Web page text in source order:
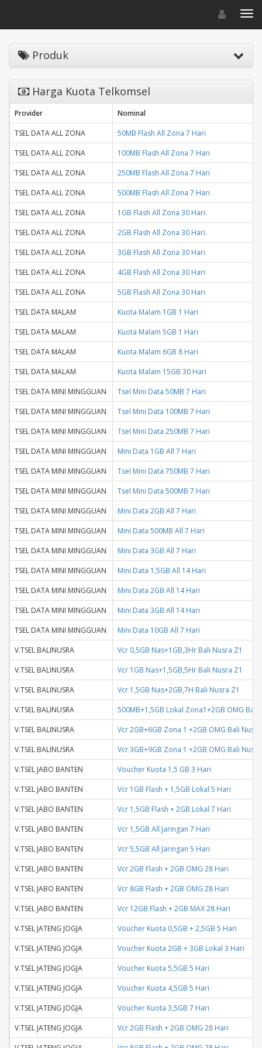
Toggle
Produk
Harga Kuota Telkomsel
Provider
Nominal
TSEL DATA ALL ZONA
50MB Flash All Zona 7 Hari
TSEL DATA ALL ZONA
100MB Flash All Zona 7 Hari
TSEL DATA ALL ZONA
250MB Flash All Zona 7 Hari
TSEL DATA ALL ZONA
500MB Flash All Zona 7 Hari
TSEL DATA ALL ZONA
1GB Flash All Zona 30 Hari.
TSEL DATA ALL ZONA
2GB Flash All Zona 30 Hari.
TSEL DATA ALL ZONA
3GB Flash All Zona 30 Hari
TSEL DATA ALL ZONA
4GB Flash All Zona 30 Hari
TSEL DATA ALL ZONA
5GB Flash All Zona 30 Hari
TSEL DATA MALAM
Kuota Malam 1GB 1 Hari
TSEL DATA MALAM
Kuota Malam 5GB 1 Hari
TSEL DATA MALAM
Kuota Malam 6GB 8 Hari
TSEL DATA MALAM
Kuota Malam 15GB 30 Hari
TSEL DATA MINI MINGGUAN
Tsel Mini Data 50MB 7 Hari
TSEL DATA MINI MINGGUAN
Tsel Mini Data 100MB 7 Hari
TSEL DATA MINI MINGGUAN
Tsel Mini Data 250MB 7 Hari
TSEL DATA MINI MINGGUAN
Mini Data 1GB All 7 Hari
TSEL DATA MINI MINGGUAN
Tsel Mini Data 750MB 7 Hari
TSEL DATA MINI MINGGUAN
Tsel Mini Data 500MB 7 Hari
TSEL DATA MINI MINGGUAN
Mini Data 2GB All 7 Hari
TSEL DATA MINI MINGGUAN
Mini Data 500MB All 7 Hari
TSEL DATA MINI MINGGUAN
Mini Data 3GB All 7 Hari
TSEL DATA MINI MINGGUAN
Mini Data 1,5GB All 14 Hari
TSEL DATA MINI MINGGUAN
Mini Data 2GB All 14 Hari
TSEL DATA MINI MINGGUAN
Mini Data 3GB All 14 Hari
TSEL DATA MINI MINGGUAN
Mini Data 10GB All 7 Hari
V.TSEL BALINUSRA
Vcr 0,5GB Nas+1GB,3Hr Bali Nusra Z1
V.TSEL BALINUSRA
Vcr 1GB Nas+1,5GB,5Hr Bali Nusra Z1
V.TSEL BALINUSRA
Vcr 1,5GB Nas+2GB,7H Bali Nusra Z1
V.TSEL BALINUSRA
500MB+1,5GB Lokal Zona1+2GB OMG Bali
V.TSEL BALINUSRA
Vcr 2GB+6GB Zona 1 +2GB OMG Bali Nusra
V.TSEL BALINUSRA
Vcr 3GB+9GB Zona 1 +2GB OMG Bali Nusra
V.TSEL JABO BANTEN
Voucher Kuota 1,5 GB 3 Hari
V.TSEL JABO BANTEN
Vcr 1GB Flash + 1,5GB Lokal 5 Hari
V.TSEL JABO BANTEN
Vcr 1,5GB Flash + 2GB Lokal 7 Hari
V.TSEL JABO BANTEN
Vcr 1,5GB All Jaringan 7 Hari
V.TSEL JABO BANTEN
Vcr 5,5GB All Jaringan 5 Hari
V.TSEL JABO BANTEN
Vcr 2GB Flash + 2GB OMG 28 Hari
V.TSEL JABO BANTEN
Vcr 8GB Flash + 2GB OMG 28 Hari
V.TSEL JABO BANTEN
Vcr 12GB Flash + 2GB MAX 28 Hari
V.TSEL JATENG JOGJA
Voucher Kuota 0,5GB + 2,5GB 5 Hari
V.TSEL JATENG JOGJA
Voucher Kuota 2GB + 3GB Lokal 3 Hari
V.TSEL JATENG JOGJA
Voucher Kuota 5,5GB 5 Hari
V.TSEL JATENG JOGJA
Voucher Kuota 4,5GB 5 Hari
V.TSEL JATENG JOGJA
Voucher Kuota 3,5GB 7 Hari
V.TSEL JATENG JOGJA
Vcr 2GB Flash + 2GB OMG 28 Hari